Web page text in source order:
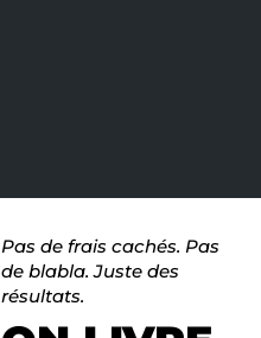
Pas de frais cachés. Pas
de blabla. Juste des
résultats.